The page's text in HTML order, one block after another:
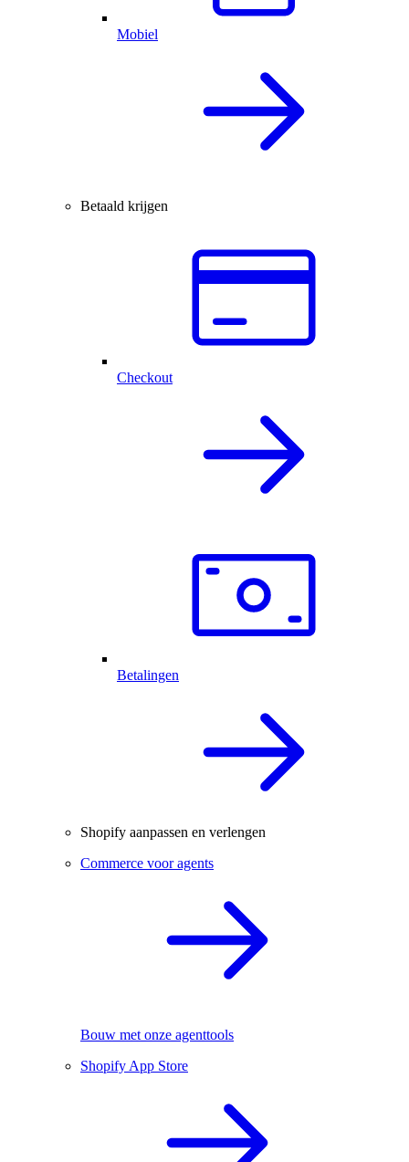
Mobiel
Betaald krijgen
Checkout
Betalingen
Shopify aanpassen en verlengen
Commerce voor agents
Bouw met onze agenttools
Shopify App Store